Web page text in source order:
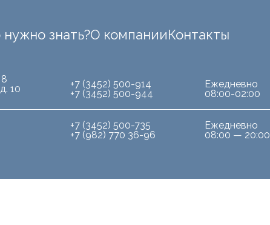
нужно знать?О компанииКонтакты
10
+7 (3452) 500-914
+7 (3452) 500-944
+7 (3452) 500-735
+7 (982) 770 36-96
Ежедневно
08:00-02:00
Ежедневно
08:00 — 20:00